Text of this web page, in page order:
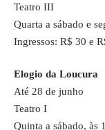
Teatro III
Quarta a sábado e
Ingressos: R$ 30 e
Elogio da Loucura
Até 28 de junho
Teatro I
Quinta a sábado, às